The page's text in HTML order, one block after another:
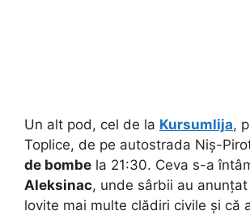
Un alt pod, cel de la Kursumlija,
Toplice, de pe autostrada Niș-
de bombe la 21:30. Ceva s-a
Aleksinac, unde sârbii au
lovite mai multe clădiri civile și că